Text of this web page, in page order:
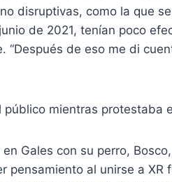
disruptivas, como la que
de 2021, tenían poco
“Después de eso me di
Gales con su perro,
pensamiento al unirse a XR